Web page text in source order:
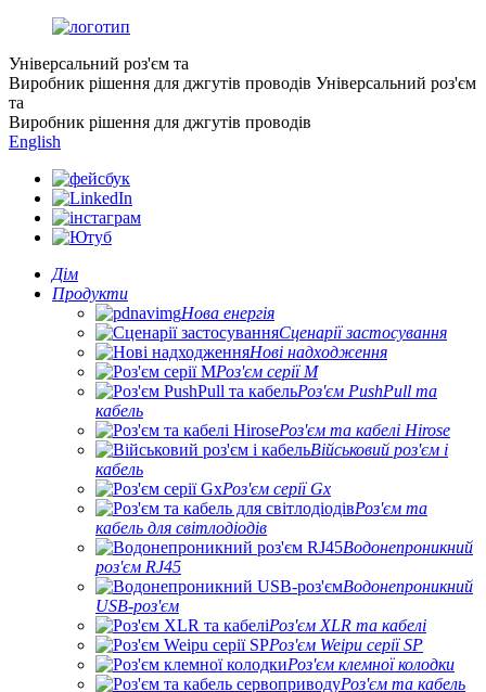
Універсальний роз'єм та
Виробник рішення для джгутів проводів Універсальний роз'єм
та
Виробник рішення для джгутів проводів
English
Дім
Продукти
Нова енергія
Сценарії застосування
Нові надходження
Роз'єм серії M
Роз'єм PushPull та
кабель
Роз'єм та кабелі Hirose
Військовий роз'єм і
кабель
Роз'єм серії Gx
Роз'єм та
кабель для світлодіодів
Водонепроникний
роз'єм RJ45
Водонепроникний
USB-роз'єм
Роз'єм XLR та кабелі
Роз'єм Weipu серії SP
Роз'єм клемної колодки
Роз'єм та кабель